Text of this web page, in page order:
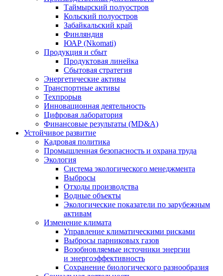
Таймырский полуостров
Кольский полуостров
Забайкальский край
Финляндия
ЮАР (Nkomati)
Продукция и сбыт
Продуктовая линейка
Сбытовая стратегия
Энергетические активы
Транспортные активы
Техпрорыв
Инновационная деятельность
Цифровая лаборатория
Финансовые результаты (MD&A)
Устойчивое развитие
Кадровая политика
Промышленная безопасность и охрана труда
Экология
Система экологического менеджмента
Выбросы
Отходы производства
Водные объекты
Экологические показатели по зарубежным
активам
Изменение климата
Управление климатическими рисками
Выбросы парниковых газов
Возобновляемые источники энергии
и энергоэффективность
Сохранение биологического разнообразия